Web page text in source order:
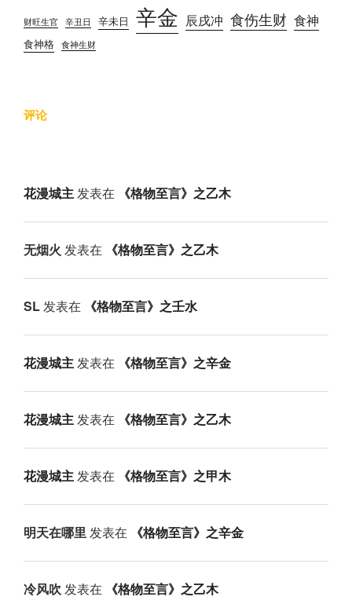
财旺生官 辛丑日 辛未日 辛金 辰戌冲 食伤生财 食神
食神格 食神生财
评论
花漫城主发表在 《格物至言》之乙木
无烟火 发表在 《格物至言》之乙木
SL发表在 《格物至言》之壬水
花漫城主发表在 《格物至言》之辛金
花漫城主发表在 《格物至言》之乙木
花漫城主发表在 《格物至言》之甲木
明天在哪里发表在 《格物至言》之辛金
冷风吹 发表在 《格物至言》之乙木